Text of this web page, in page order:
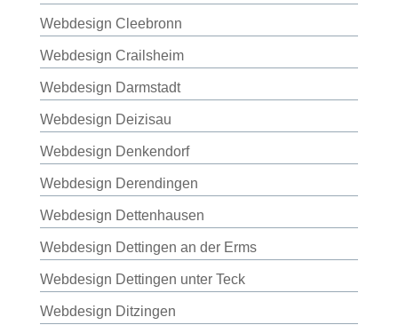
Webdesign Cleebronn
Webdesign Crailsheim
Webdesign Darmstadt
Webdesign Deizisau
Webdesign Denkendorf
Webdesign Derendingen
Webdesign Dettenhausen
Webdesign Dettingen an der Erms
Webdesign Dettingen unter Teck
Webdesign Ditzingen